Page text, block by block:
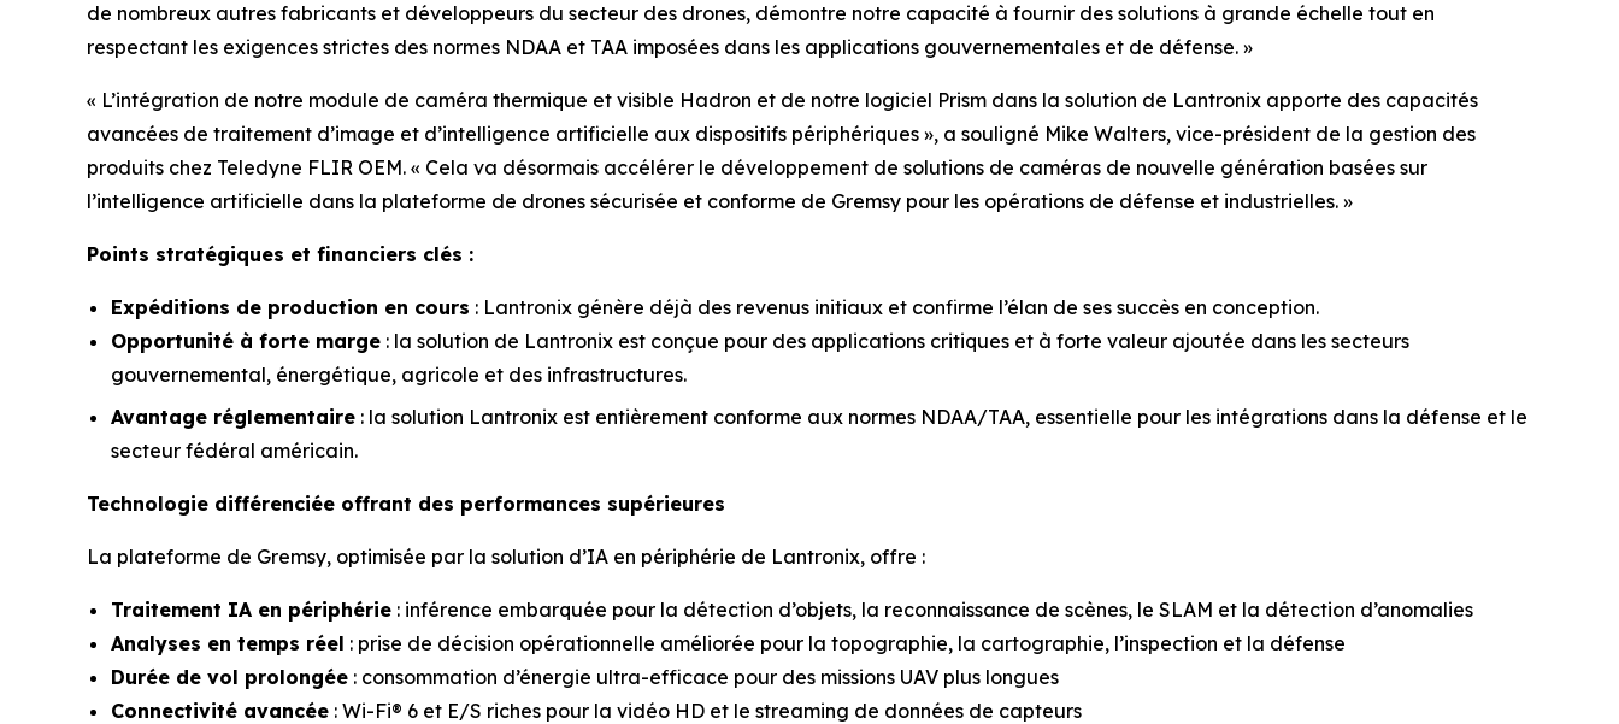
de nombreux autres fabricants et développeurs du secteur des drones, démontre notre capacité à fournir des solutions à grande échelle tout en
respectant les exigences strictes des normes NDAA et TAA imposées dans les applications gouvernementales et de défense. »
« L’intégration de notre module de caméra thermique et visible Hadron et de notre logiciel Prism dans la solution de Lantronix apporte des capacités
avancées de traitement d’image et d’intelligence artificielle aux dispositifs périphériques », a souligné Mike Walters, vice-président de la gestion des
produits chez Teledyne FLIR OEM. « Cela va désormais accélérer le développement de solutions de caméras de nouvelle génération basées sur
l’intelligence artificielle dans la plateforme de drones sécurisée et conforme de Gremsy pour les opérations de défense et industrielles. »
Points stratégiques et financiers clés :
Expéditions de production en cours : Lantronix génère déjà des revenus initiaux et confirme l’élan de ses succès en conception.
Opportunité à forte marge : la solution de Lantronix est conçue pour des applications critiques et à forte valeur ajoutée dans les secteurs
gouvernemental, énergétique, agricole et des infrastructures.
Avantage réglementaire : la solution Lantronix est entièrement conforme aux normes NDAA/TAA, essentielle pour les intégrations dans la défense et le
secteur fédéral américain.
Technologie différenciée offrant des performances supérieures
La plateforme de Gremsy, optimisée par la solution d’IA en périphérie de Lantronix, offre :
Traitement IA en périphérie : inférence embarquée pour la détection d’objets, la reconnaissance de scènes, le SLAM et la détection d’anomalies
Analyses en temps réel : prise de décision opérationnelle améliorée pour la topographie, la cartographie, l’inspection et la défense
Durée de vol prolongée : consommation d’énergie ultra-efficace pour des missions UAV plus longues
Connectivité avancée : Wi-Fi® 6 et E/S riches pour la vidéo HD et le streaming de données de capteurs